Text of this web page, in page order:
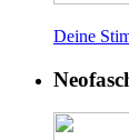
Deine